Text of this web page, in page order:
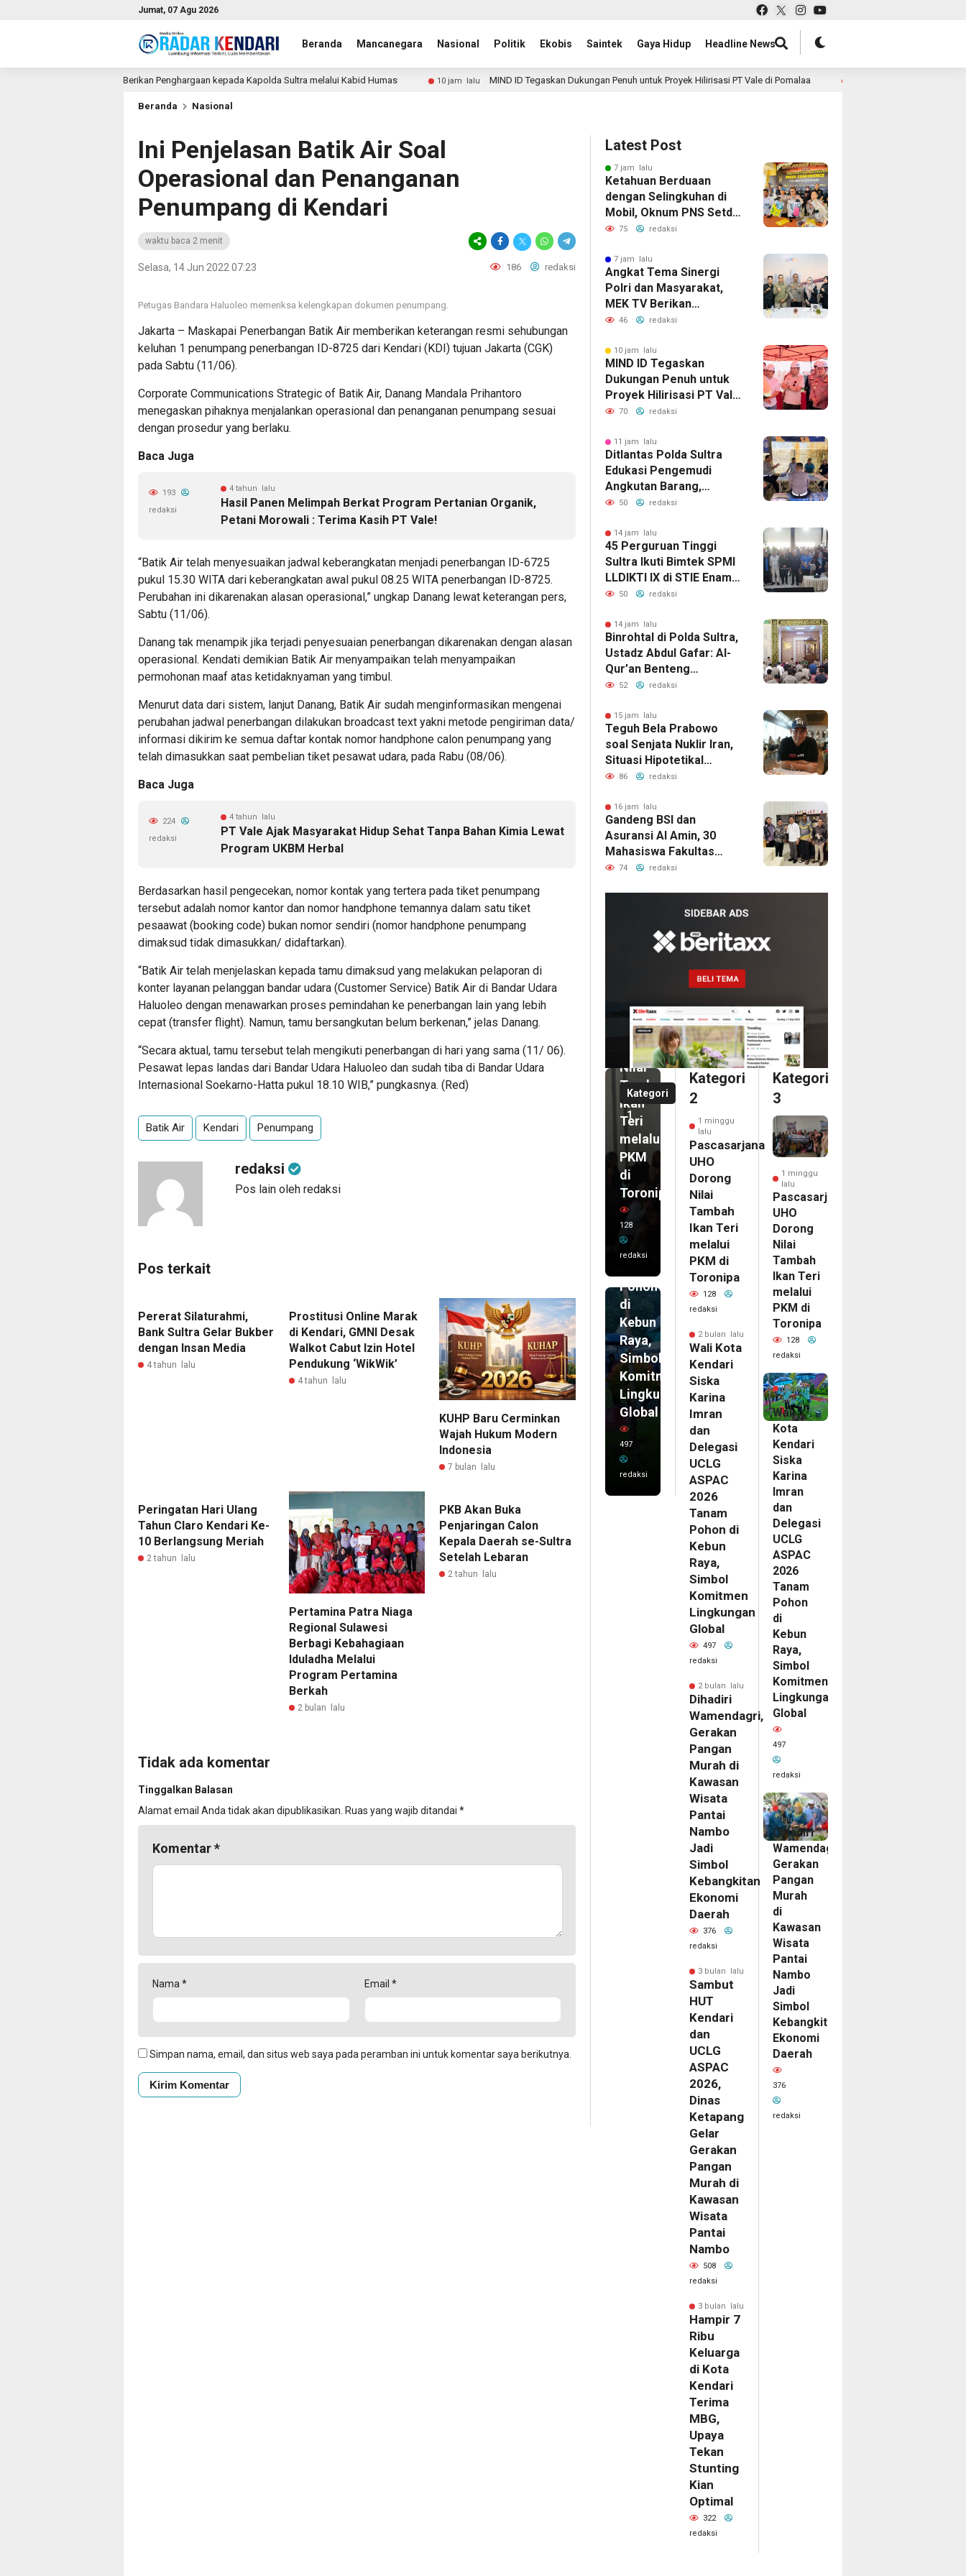
Jumat, 07 Agu 2026
Beranda Mancanegara Nasional Politik Ekobis Saintek Gaya Hidup Headline News
MEK TV Berikan Penghargaan kepada Kapolda Sultra melalui Kabid Humas 10 jam lalu MIND ID Tegaskan Dukungan Penuh untuk Proyek Hilirisasi PT Vale di Pomalaa 11 jam lalu Ditlantas Polda Sultra Edukasi
Beranda Nasional
Ini Penjelasan Batik Air Soal
Operasional dan Penanganan
Penumpang di Kendari
waktu baca 2 menit
Selasa, 14 Jun 2022 07:23 186 redaksi
Petugas Bandara Haluoleo memeriksa kelengkapan dokumen penumpang.
Jakarta – Maskapai Penerbangan Batik Air memberikan keterangan resmi sehubungan
keluhan 1 penumpang penerbangan ID-8725 dari Kendari (KDI) tujuan Jakarta (CGK)
pada Sabtu (11/06).
Corporate Communications Strategic of Batik Air, Danang Mandala Prihantoro
menegaskan pihaknya menjalankan operasional dan penanganan penumpang sesuai
dengan prosedur yang berlaku.
Baca Juga
4 tahun lalu
Hasil Panen Melimpah Berkat Program Pertanian Organik,
Petani Morowali : Terima Kasih PT Vale!
193
redaksi
“Batik Air telah menyesuaikan jadwal keberangkatan menjadi penerbangan ID-6725
pukul 15.30 WITA dari keberangkatan awal pukul 08.25 WITA penerbangan ID-8725.
Perubahan ini dikarenakan alasan operasional,” ungkap Danang lewat keterangan pers,
Sabtu (11/06).
Danang tak menampik jika terjadi penyesuaian penerbangan dikarenakan dengan alasan
operasional. Kendati demikian Batik Air menyampaikan telah menyampaikan
permohonan maaf atas ketidaknyaman yang timbul.
Menurut data dari sistem, lanjut Danang, Batik Air sudah menginformasikan mengenai
perubahan jadwal penerbangan dilakukan broadcast text yakni metode pengiriman data/
informasi dikirim ke semua daftar kontak nomor handphone calon penumpang yang
telah dimasukkan saat pembelian tiket pesawat udara, pada Rabu (08/06).
Baca Juga
4 tahun lalu
PT Vale Ajak Masyarakat Hidup Sehat Tanpa Bahan Kimia Lewat
Program UKBM Herbal
224
redaksi
Berdasarkan hasil pengecekan, nomor kontak yang tertera pada tiket penumpang
tersebut adalah nomor kantor dan nomor handphone temannya dalam satu tiket
pesaawat (booking code) bukan nomor sendiri (nomor handphone penumpang
dimaksud tidak dimasukkan/ didaftarkan).
“Batik Air telah menjelaskan kepada tamu dimaksud yang melakukan pelaporan di
konter layanan pelanggan bandar udara (Customer Service) Batik Air di Bandar Udara
Haluoleo dengan menawarkan proses pemindahan ke penerbangan lain yang lebih
cepat (transfer flight). Namun, tamu bersangkutan belum berkenan,” jelas Danang.
“Secara aktual, tamu tersebut telah mengikuti penerbangan di hari yang sama (11/ 06).
Pesawat lepas landas dari Bandar Udara Haluoleo dan sudah tiba di Bandar Udara
Internasional Soekarno-Hatta pukul 18.10 WIB,” pungkasnya. (Red)
Batik Air Kendari Penumpang
redaksi
Pos lain oleh redaksi
Pos terkait
Pererat Silaturahmi,
Bank Sultra Gelar Bukber
dengan Insan Media
4 tahun lalu
Prostitusi Online Marak
di Kendari, GMNI Desak
Walkot Cabut Izin Hotel
Pendukung ‘WikWik’
4 tahun lalu
KUHP Baru Cerminkan
Wajah Hukum Modern
Indonesia
7 bulan lalu
Peringatan Hari Ulang
Tahun Claro Kendari Ke-
10 Berlangsung Meriah
2 tahun lalu
Pertamina Patra Niaga
Regional Sulawesi
Berbagi Kebahagiaan
Iduladha Melalui
Program Pertamina
Berkah
2 bulan lalu
PKB Akan Buka
Penjaringan Calon
Kepala Daerah se-Sultra
Setelah Lebaran
2 tahun lalu
Tidak ada komentar
Tinggalkan Balasan
Alamat email Anda tidak akan dipublikasikan. Ruas yang wajib ditandai *
Komentar*
Nama* Email *
Simpan nama, email, dan situs web saya pada peramban ini untuk komentar saya berikutnya.
Latest Post
7 jam lalu
Ketahuan Berduaan
dengan Selingkuhan di
Mobil, Oknum PNS Setda
Konsel Nabrak Adik
Berat
75 redaksi
7 jam lalu
Angkat Tema Sinergi
Polri dan Masyarakat,
MEK TV Berikan
Penghargaan kepada
Kabid Humas
46 redaksi
10 jam lalu
MIND ID Tegaskan
Dukungan Penuh untuk
Proyek Hilirisasi PT Vale
di Pomalaa
70 redaksi
11 jam lalu
Ditlantas Polda Sultra
Edukasi Pengemudi
Angkutan Barang,
Tekankan Kelaikan
Keselamatan Berlalu
Lintas
50 redaksi
14 jam lalu
45 Perguruan Tinggi
Sultra Ikuti Bimtek SPMI
LLDIKTI IX di STIE Enam
Enam Kendari
50 redaksi
14 jam lalu
Binrohtal di Polda Sultra,
Ustadz Abdul Gafar: Al-
Qur’an Benteng
Pencegah
Penyakit Masyarakat
52 redaksi
15 jam lalu
Teguh Bela Prabowo
soal Senjata Nuklir Iran,
Situasi Hipotetikal
“Game Theory”
86 redaksi
16 jam lalu
Gandeng BSI dan
Asuransi Al Amin, 30
Mahasiswa Fakultas
Pertanian Unsultra
74 redaksi
Kategori
1
Pascasarjana
UHO
Dorong
Nilai
Tambah
Ikan
Teri
melalui
PKM
di
Toronipa
128
redaksi
bulan
lalu
Wali
Kota
Kendari
Siska
Karina
Imran
dan
Delegasi
UCLG
ASPAC
2026
Pohon
di
Kebun
Raya,
Simbol
Komitmen
Lingkungan
Global
497
redaksi
Kategori
2
1 minggu
lalu
Pascasarjana
UHO
Dorong
Nilai
Tambah
Ikan Teri
melalui
PKM di
Toronipa
128
redaksi
2 bulan lalu
Wali Kota
Kendari
Siska
Karina
Imran
dan
Delegasi
UCLG
ASPAC
2026
Tanam
Pohon di
Kebun
Raya,
Simbol
Komitmen
Lingkungan
Global
497
redaksi
2 bulan lalu
Dihadiri
Wamendagri,
Gerakan
Pangan
Murah di
Kawasan
Wisata
Pantai
Nambo
Jadi
Simbol
Kebangkitan
Ekonomi
Daerah
376
redaksi
3 bulan lalu
Sambut
HUT
Kendari
dan
UCLG
ASPAC
2026,
Dinas
Ketapang
Gelar
Gerakan
Pangan
Murah di
Kawasan
Wisata
Pantai
Nambo
508
redaksi
3 bulan lalu
Hampir 7
Ribu
Keluarga
di Kota
Kendari
Terima
MBG,
Upaya
Tekan
Stunting
Kian
Optimal
322
redaksi
Kategori
3
1 minggu
lalu
Pascasarjana
UHO
Dorong
Nilai
Tambah
Ikan Teri
melalui
PKM di
Toronipa
128
redaksi
2
bulan
lalu
Wali
Kota
Kendari
Siska
Karina
Imran
dan
Delegasi
UCLG
ASPAC
2026
Tanam
Pohon
di
Kebun
Raya,
Simbol
Komitmen
Lingkungan
Global
497
redaksi
2
bulan
lalu
Dihadiri
Wamendagri,
Gerakan
Pangan
Murah
di
Kawasan
Wisata
Pantai
Nambo
Jadi
Simbol
Kebangkitan
Ekonomi
Daerah
376
redaksi